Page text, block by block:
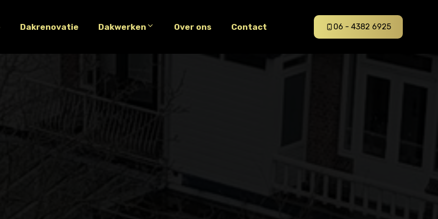
Dakrenovatie Dakwerken Over ons Contact 06 - 4382 6925